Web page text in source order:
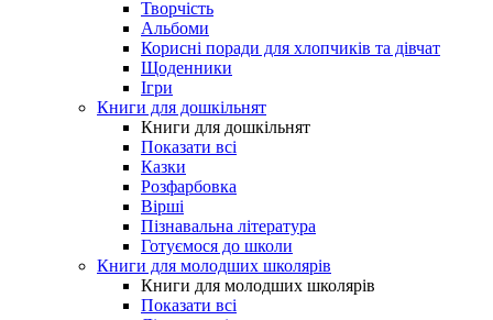
Творчість
Альбоми
Корисні поради для хлопчиків та дівчат
Щоденники
Ігри
Книги для дошкільнят
Книги для дошкільнят
Показати всі
Казки
Розфарбовка
Вірші
Пізнавальна література
Готуємося до школи
Книги для молодших школярів
Книги для молодших школярів
Показати всі